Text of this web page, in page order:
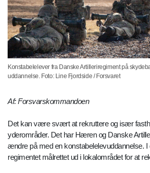
Konstabelelever fra Danske Artilleriregiment på
uddannelse. Foto: Line Fjordside / Forsvaret
Af: Forsvarskommandoen
Det kan være svært at rekruttere og især
yderområder. Det har Hæren og Danske
ændre på med en konstabelelevuddannelse. I
regimentet målrettet ud i lokalområdet for at